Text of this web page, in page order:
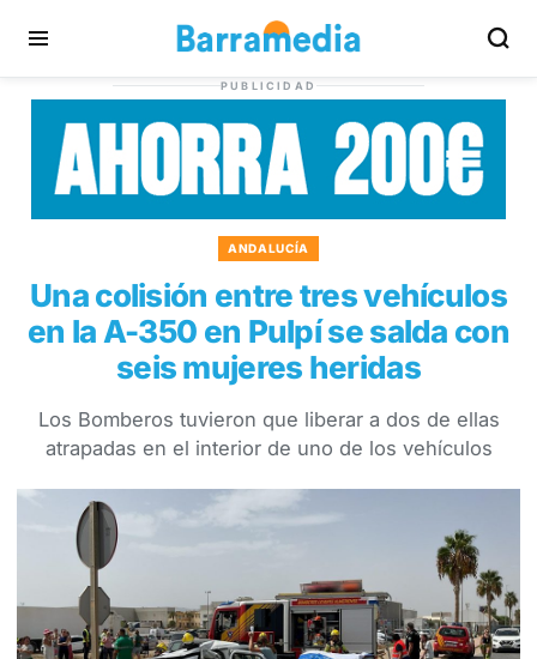
PUBLICIDAD
ANDALUCÍA
Una colisión entre tres vehículos
en la A-350 en Pulpí se salda con
seis mujeres heridas
Los Bomberos tuvieron que liberar a dos de ellas
atrapadas en el interior de uno de los vehículos